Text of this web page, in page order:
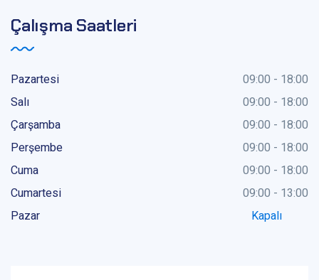
Çalışma Saatleri
Pazartesi
09:00 - 18:00
Salı
09:00 - 18:00
Çarşamba
09:00 - 18:00
Perşembe
09:00 - 18:00
Cuma
09:00 - 18:00
Cumartesi
09:00 - 13:00
Pazar
Kapalı